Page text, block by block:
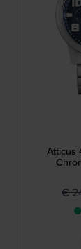
Atticus
€